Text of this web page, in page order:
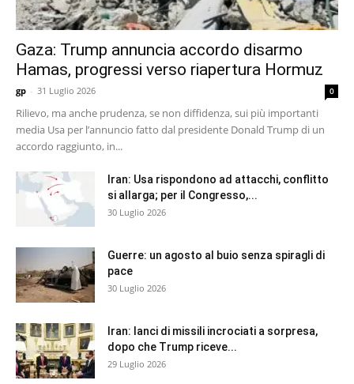
Gaza: Trump annuncia accordo disarmo
Hamas, progressi verso riapertura Hormuz
gp - 31 Luglio 2026 0
Rilievo, ma anche prudenza, se non diffidenza, sui più importanti
media Usa per l’annuncio fatto dal presidente Donald Trump di un
accordo raggiunto, in...
Iran: Usa rispondono ad attacchi, conflitto
si allarga; per il Congresso,...
30 Luglio 2026
Guerre: un agosto al buio senza spiragli di
pace
30 Luglio 2026
Iran: lanci di missili incrociati a sorpresa,
dopo che Trump riceve...
29 Luglio 2026